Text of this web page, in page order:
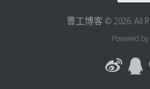
曹工博客 © 2026. All
Powered by